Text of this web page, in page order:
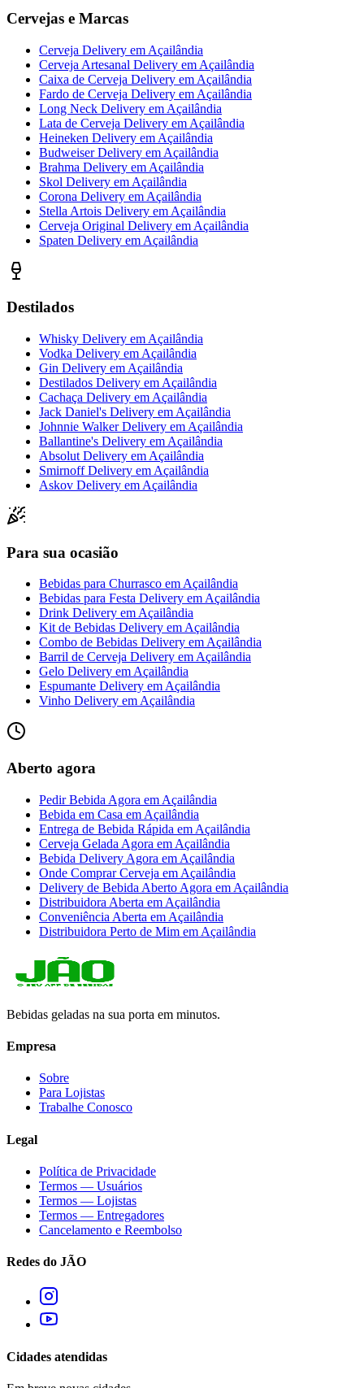
Cervejas e Marcas
Cerveja Delivery em Açailândia
Cerveja Artesanal Delivery em Açailândia
Caixa de Cerveja Delivery em Açailândia
Fardo de Cerveja Delivery em Açailândia
Long Neck Delivery em Açailândia
Lata de Cerveja Delivery em Açailândia
Heineken Delivery em Açailândia
Budweiser Delivery em Açailândia
Brahma Delivery em Açailândia
Skol Delivery em Açailândia
Corona Delivery em Açailândia
Stella Artois Delivery em Açailândia
Cerveja Original Delivery em Açailândia
Spaten Delivery em Açailândia
Destilados
Whisky Delivery em Açailândia
Vodka Delivery em Açailândia
Gin Delivery em Açailândia
Destilados Delivery em Açailândia
Cachaça Delivery em Açailândia
Jack Daniel's Delivery em Açailândia
Johnnie Walker Delivery em Açailândia
Ballantine's Delivery em Açailândia
Absolut Delivery em Açailândia
Smirnoff Delivery em Açailândia
Askov Delivery em Açailândia
Para sua ocasião
Bebidas para Churrasco emAçailândia
Bebidas para Festa Delivery emAçailândia
Drink Delivery emAçailândia
Kit de Bebidas Delivery emAçailândia
Combo de Bebidas Delivery emAçailândia
Barril de Cerveja Delivery emAçailândia
Gelo Delivery emAçailândia
Espumante Delivery emAçailândia
Vinho Delivery emAçailândia
Aberto agora
Pedir Bebida Agora em Açailândia
Bebida em Casa em Açailândia
Entrega de Bebida Rápida em Açailândia
Cerveja Gelada Agora em Açailândia
Bebida Delivery Agora em Açailândia
Onde Comprar Cerveja em Açailândia
Delivery de Bebida Aberto Agora em Açailândia
Distribuidora Aberta em Açailândia
Conveniência Aberta em Açailândia
Distribuidora Perto de Mim em Açailândia
Bebidas geladas na sua porta em minutos.
Empresa
Sobre
Para Lojistas
Trabalhe Conosco
Legal
Política de Privacidade
Termos — Usuários
Termos — Lojistas
Termos — Entregadores
Cancelamento e Reembolso
Redes do JÃO
Cidades atendidas